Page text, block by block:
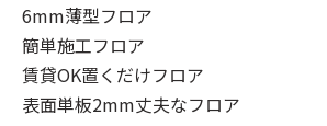
6mm薄型フロア
簡単施工フロア
賃貸OK置くだけフロア
表面単板2mm丈夫なフロア